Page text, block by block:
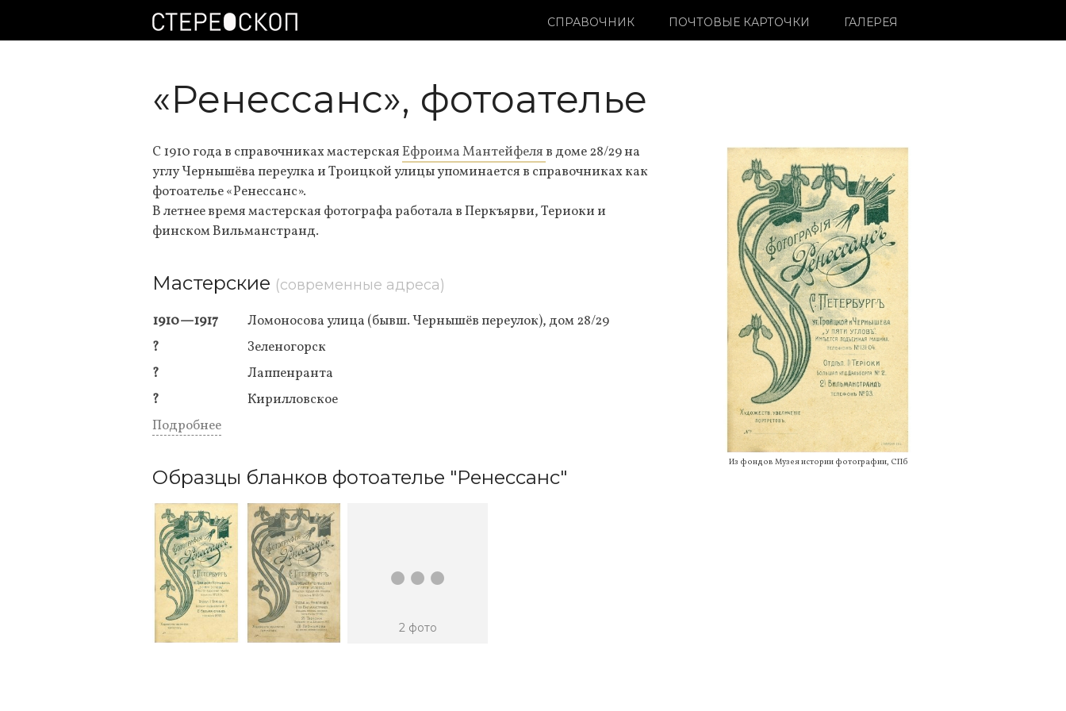
СПРАВОЧНИК ПОЧТОВЫЕ КАРТОЧКИ ГАЛЕРЕЯ
«Ренессанс», фотоателье
Из фондов Музея истории фотографии, СПб
С 1910 года в справочниках мастерскаяЕфроима Мантейфеля в доме 28/29 на
углу Чернышёва переулка и Троицкой улицы упоминается в справочниках как
фотоателье «Ренессанс».
В летнее время мастерская фотографа работала в Перкъярви, Териоки и
финском Вильманстранд.
Мастерские (современные адреса)
1910—1917
Ломоносова улица (бывш. Чернышёв переулок), дом 28/29
?
Зеленогорск
?
Лаппенранта
?
Кирилловское
Подробнее
Образцы бланков фотоателье "Ренессанс"
...
2 фото